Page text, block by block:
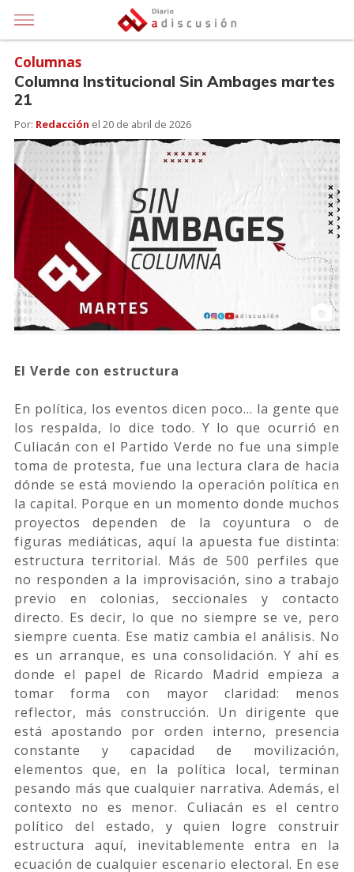
Columnas
Columna Institucional Sin Ambages martes
21
Por: Redacción el 20 de abril de 2026
El Verde con estructura
En política, los eventos dicen poco… la gente que
los respalda, lo dice todo. Y lo que ocurrió en
Culiacán con el Partido Verde no fue una simple
toma de protesta, fue una lectura clara de hacia
dónde se está moviendo la operación política en
la capital. Porque en un momento donde muchos
proyectos dependen de la coyuntura o de
figuras mediáticas, aquí la apuesta fue distinta:
estructura territorial. Más de 500 perfiles que
no responden a la improvisación, sino a trabajo
previo en colonias, seccionales y contacto
directo. Es decir, lo que no siempre se ve, pero
siempre cuenta. Ese matiz cambia el análisis. No
es un arranque, es una consolidación. Y ahí es
donde el papel de Ricardo Madrid empieza a
tomar forma con mayor claridad: menos
reflector, más construcción. Un dirigente que
está apostando por orden interno, presencia
constante y capacidad de movilización,
elementos que, en la política local, terminan
pesando más que cualquier narrativa. Además, el
contexto no es menor. Culiacán es el centro
político del estado, y quien logre construir
estructura aquí, inevitablemente entra en la
ecuación de cualquier escenario electoral. En ese